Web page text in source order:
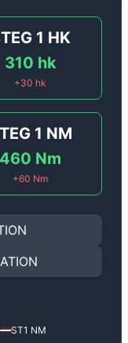
1 HK
310 hk
+30 hk
1 NM
460 Nm
+60 Nm
Stelvio 2.0
hkoch
lägre
ett antal
din bil
━━ST1 NM